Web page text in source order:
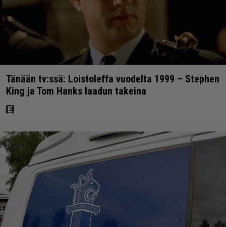
Tänään tv:ssä: Loistoleffa vuodelta 1999 – Stephen
King ja Tom Hanks laadun takeina